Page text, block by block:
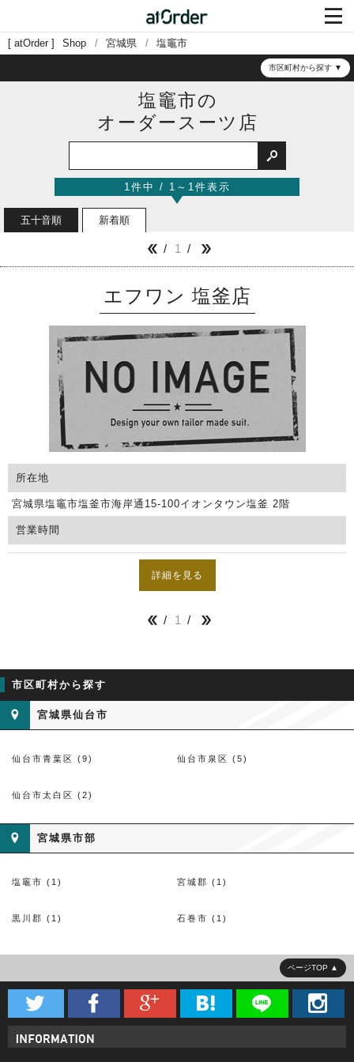

atOrder Shop 宮城県 塩竈市
市区町村から探す
塩竈市の
オーダースーツ店

1件中 / 1～1件表示
五十音順 新着順
 1 
エフワン 塩釜店
所在地
宮城県塩竈市塩釜市海岸通15-100イオンタウン塩釜 2階
営業時間
詳細を見る
 1 
市区町村から探す
宮城県仙台市
仙台市青葉区 (9) 仙台市泉区 (5)
仙台市太白区 (2)
宮城県市部
塩竈市 (1) 宮城郡 (1)
黒川郡 (1) 石巻市 (1)
ページTOP
     